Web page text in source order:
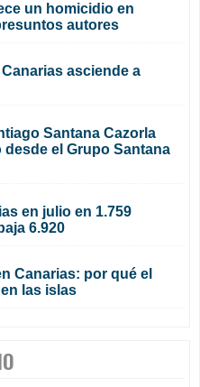
un homicidio en
autores
asciende a
Santana Cazorla
el Grupo Santana
en julio en 1.759
6.920
Canarias: por qué el
las islas